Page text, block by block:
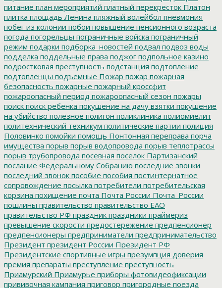
питание план мероприятий платный перекресток Платон
плитка площадь Ленина пляжный волейбол пневмония
побег из колонии побои повышение пенсионного возраста
погода погорельцы пограничные войска пограничный
режим подарки подборка_новостей подвал подвоз воды
подделка поддельные права поджог подпольное казино
подростковая преступность подстанция подтопление
подтопленцы подъемные Пожар пожар пожарная
безопасность пожарные пожарный кроссфит
пожароопасный период пожароопасный сезон пожары
поиск поиск ребенка покушение на дачу взятки покушение
на убийство полезное полигон поликлиника полиомиелит
политехнический техникум политические партии полиция
Половинко помойки помощь Понтонная переправа порча
имущества порыв порыв водопровода порыв теплотрассы
порыв трубопровода посевная поселок Партизанский
послание Федеральному Собранию последние звонки
последний звонок пособие пособия постинтернатное
сопровождение посылка потребители потребительская
корзина похищение почта Почта России Почта_России
пошлины правительство правительство ЕАО
правительство РФ праздник праздники праймериз
превышение скорости предостережение предпенсионер
предпенсионеры предприниматели предпринимательство
Президент президент России Президент РФ
Президентские спортивные игры презумпция доверия
премия препараты преступление преступность
Приамурский Приамурье приборы фотовидеофиксации
прививочная кампания приговор пригородные поезда